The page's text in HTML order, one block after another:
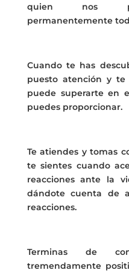
quien nos
permanentemente
Cuando te has
puesto atención y te
puede superarte en
puedes proporcionar.
Te atiendes y tomas
te sientes cuando
reacciones ante la
dándote cuenta de
reacciones.
Terminas de
tremendamente